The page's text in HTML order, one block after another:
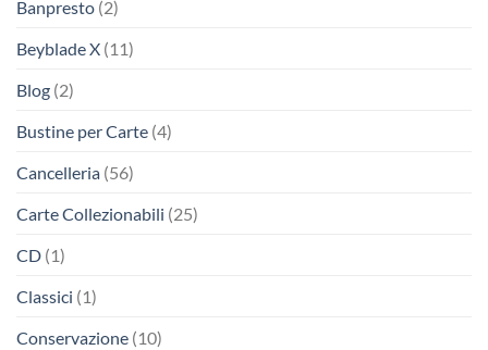
Banpresto (2)
Beyblade X (11)
Blog (2)
Bustine per Carte (4)
Cancelleria (56)
Carte Collezionabili (25)
CD (1)
Classici (1)
Conservazione (10)